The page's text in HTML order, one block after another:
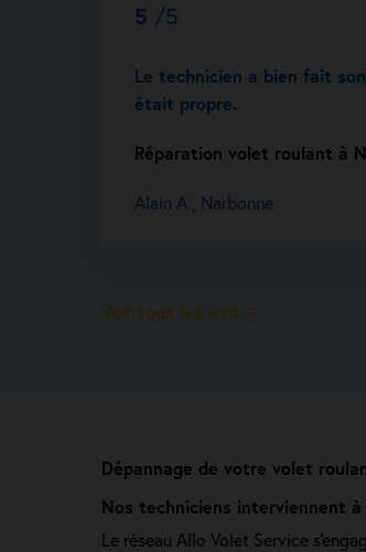
Dépannage de votre volet
Nos techniciens interviennent à
Le réseau Allo Volet Service
5 /5
Le technicien a bien fait
était propre.
Réparation volet roulant à
Alain A., Narbonne
Voir tous les avis